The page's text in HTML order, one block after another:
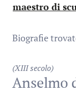
maestro di
Biografie
(XIII secolo)
Anselmo